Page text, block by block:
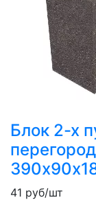
Блок 2-х
41 руб/шт